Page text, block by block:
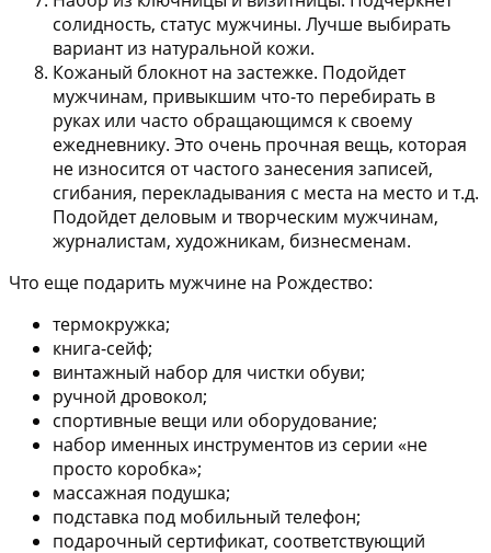
солидность, статус мужчины. Лучше выбирать
вариант из натуральной кожи.
Кожаный блокнот на застежке. Подойдет
мужчинам, привыкшим что-то перебирать в
руках или часто обращающимся к своему
ежедневнику. Это очень прочная вещь, которая
не износится от частого занесения записей,
сгибания, перекладывания с места на место и т.д.
Подойдет деловым и творческим мужчинам,
журналистам, художникам, бизнесменам.
Что еще подарить мужчине на Рождество:
термокружка;
книга-сейф;
винтажный набор для чистки обуви;
ручной дровокол;
спортивные вещи или оборудование;
набор именных инструментов из серии «не
просто коробка»;
массажная подушка;
подставка под мобильный телефон;
подарочный сертификат, соответствующий